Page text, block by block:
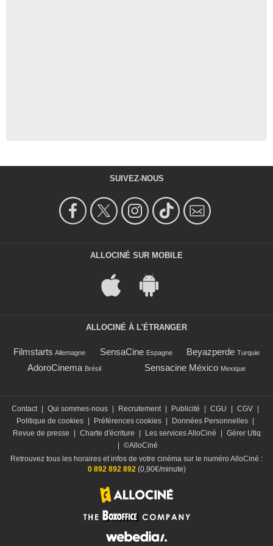
SUIVEZ-NOUS
ALLOCINÉ SUR MOBILE
ALLOCINÉ À L'ÉTRANGER
Filmstarts Allemagne SensaCine Espagne Beyazperde Turquie
AdoroCinema Brésil Sensacine México Mexique
Contact | Qui sommes-nous | Recrutement | Publicité | CGU | CGV |
Politique de cookies | Préférences cookies | Données Personnelles |
Revue de presse
| Charte d'écriture | Les services AlloCiné | Gérer Utiq
| ©AlloCiné
Retrouvez tous les horaires et infos de votre cinéma sur le numéro AlloCiné :
0 892 892 892 (0,90€/minute)